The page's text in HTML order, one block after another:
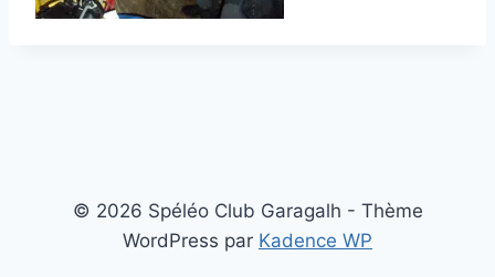
© 2026 Spéléo Club Garagalh - Thème
WordPress par Kadence WP